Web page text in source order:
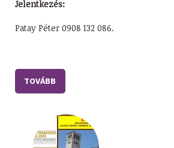
Jelentkezés:
Patay Péter 0908 132 086.
TOVÁBB